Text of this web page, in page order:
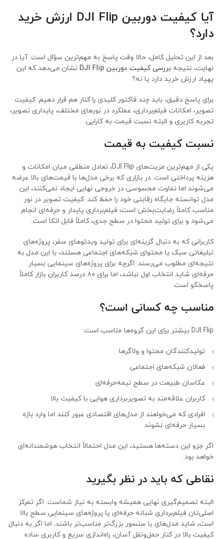
آیا کیفیت دوربین DJI Flip ارزش خرید
دارد؟
بعد از این تحلیل کامل، حالا وقت پاسخ به مهم‌ترین سؤال است: آیا در
نهایت، نتیجه بررسی کیفیت دوربین DJI Flip
نشان می‌دهد که این
پهپاد ارزش خرید دارد یا نه؟
برای پاسخ دقیق، باید چند فاکتور کلیدی را کنار هم قرار دهیم: کیفیت
تصویر، امکانات فیلم‌برداری، عملکرد در نورهای مختلف، پایداری تصویر،
تجربه کاربری و البته نسبت قیمت به کارایی.
نسبت کیفیت به قیمت
یکی از مهم‌ترین مزیت‌های DJI Flip، تعادل منطقی میان امکانات و
هزینه پرداختی است. در بازاری که برخی مدل‌ها با قیمت‌های بالا عرضه
می‌شوند اما تفاوت محسوسی در خروجی نهایی ایجاد نمی‌کنند، این
مدل توانسته جایگاه رقابتی خود را حفظ کند. کیفیت تصویر در نور
مناسب کاملاً رضایت‌بخش است، فیلم‌برداری پایدار و حرفه‌ای انجام
می‌شود و برای تولید محتوا در سطح جدی، کاملاً قابل اتکا است.
کاربرانی که به دنبال گزینه‌ای برای تولید ویدئوهای سفر، پروژه‌های
تبلیغاتی سبک یا محتوای شبکه‌های اجتماعی هستند، با این مدل به
نتیجه‌ای مطلوب می‌رسند. اگرچه برای پروژه‌های سینمایی بسیار
حرفه‌ای شاید انتخاب اول نباشد، اما برای ۸۰ درصد کاربران بازار کاملاً
پاسخگو است.
مناسب چه کسانی است؟
DJI Flip بیشتر برای این گروه‌ها مناسب است:
تولیدکنندگان محتوا و ولاگرها
فعالان شبکه‌های اجتماعی
عکاسان طبیعت در سطح نیمه‌حرفه‌ای
کاربران علاقه‌مند به تصویربرداری هوایی با کیفیت بالا
افرادی که می‌خواهند از مدل‌های اقتصادی عبور کنند اما وارد بازه
بسیار حرفه‌ای نشوند
اگر جزو این دسته‌ها هستید، این مدل احتمالاً انتخاب هوشمندانه‌ای
خواهد بود.
نقاطی که باید در نظر بگیرید
البته تصمیم‌گیری نهایی همیشه وابسته به نیاز شماست. اگر تمرکز
اصلی‌تان فیلم‌برداری شبانه حرفه‌ای یا پروژه‌های سینمایی سطح بالا
است، شاید مدل‌های با سنسور بزرگ‌تر مناسب‌تر باشند. اما اگر به دنبال
کیفیت بالا در کنار حمل‌ونقل آسان، راه‌اندازی سریع و کاربری ساده